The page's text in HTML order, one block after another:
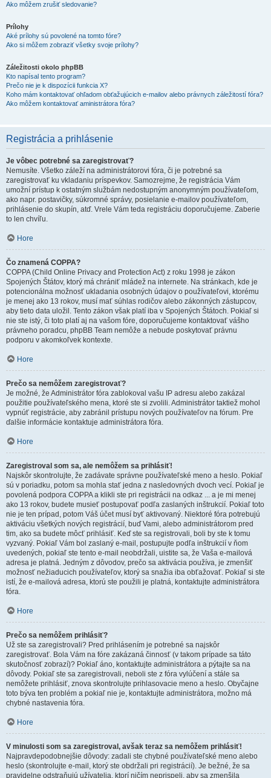
Ako môžem zrušiť sledovanie?
Prílohy
Aké prílohy sú povolené na tomto fóre?
Ako si môžem zobraziť všetky svoje prílohy?
Záležitosti okolo phpBB
Kto napísal tento program?
Prečo nie je k dispozícii funkcia X?
Koho mám kontaktovať ohľadom obťažujúcich e-mailov alebo právnych záležitostí fóra?
Ako môžem kontaktovať aministrátora fóra?
Registrácia a prihlásenie
Je vôbec potrebné sa zaregistrovať?
Nemusíte. Všetko záleží na administrátorovi fóra, či je potrebné sa
zaregistrovať ku vkladaniu príspevkov. Samozrejme, že registrácia Vám
umožní prístup k ostatným službám nedostupným anonymným používateľom,
ako napr. postavičky, súkromné správy, posielanie e-mailov používateľom,
prihlásenie do skupín, atď. Vrele Vám teda registráciu doporučujeme. Zaberie
to len chvíľu.
Hore
Čo znamená COPPA?
COPPA (Child Online Privacy and Protection Act) z roku 1998 je zákon
Spojených Štátov, ktorý má chrániť mládež na internete. Na stránkach, kde je
potencionálna možnosť ukladania osobných údajov o používateľovi, ktorému
je menej ako 13 rokov, musí mať súhlas rodičov alebo zákonných zástupcov,
aby tieto data uložil. Tento zákon však platí iba v Spojených Štátoch. Pokiaľ si
nie ste istý, či toto platí aj na vašom fóre, doporučujeme kontaktovať vášho
právneho poradcu, phpBB Team nemôže a nebude poskytovať právnu
podporu v akomkoľvek kontexte.
Hore
Prečo sa nemôžem zaregistrovať?
Je možné, že Administrátor fóra zablokoval vašu IP adresu alebo zakázal
použitie používateľského mena, ktoré ste si zvolili. Administrátor taktiež mohol
vypnúť registrácie, aby zabránil prístupu nových používateľov na fórum. Pre
ďalšie informácie kontaktuje administrátora fóra.
Hore
Zaregistroval som sa, ale nemôžem sa prihlásiť!
Najskôr skontrolujte, že zadávate správne používateľské meno a heslo. Pokiaľ
sú v poriadku, potom sa mohla stať jedna z nasledovných dvoch vecí. Pokiaľ je
povolená podpora COPPA a klikli ste pri registrácii na odkaz ... a je mi menej
ako 13 rokov, budete musieť postupovať podľa zaslaných inštrukcií. Pokiaľ toto
nie je ten prípad, potom Váš účet musí byť aktivovaný. Niektoré fóra potrebujú
aktiváciu všetkých nových registrácií, buď Vami, alebo administrátorom pred
tim, ako sa budete môcť prihlásiť. Keď ste sa registrovali, boli by ste k tomu
vyzvaný. Pokiaľ Vám bol zaslaný e-mail, postupujte podľa inštrukcií v ňom
uvedených, pokiaľ ste tento e-mail neobdržali, uistite sa, že Vaša e-mailová
adresa je platná. Jedným z dôvodov, prečo sa aktivácia používa, je zmenšiť
možnosť nežiaducich používateľov, ktorý sa snažia iba obťažovať. Pokiaľ si ste
istí, že e-mailová adresa, ktorú ste použili je platná, kontaktujte administrátora
fóra.
Hore
Prečo sa nemôžem prihlásiť?
Už ste sa zaregistrovali? Pred prihlásením je potrebné sa najskôr
zaregistrovať. Bola Vám na fóre zakázaná činnosť (v takom prípade sa táto
skutočnosť zobrazí)? Pokiaľ áno, kontaktujte administrátora a pýtajte sa na
dôvody. Pokiaľ ste sa zaregistrovali, neboli ste z fóra vylúčení a stále sa
nemôžete prihlásiť, znova skontrolujte prihlasovacie meno a heslo. Obyčajne
toto býva ten problém a pokiaľ nie je, kontaktujte administrátora, možno má
chybné nastavenia fóra.
Hore
V minulosti som sa zaregistroval, avšak teraz sa nemôžem prihlásiť!
Najpravdepodobnejšie dôvody: zadali ste chybné používateľské meno alebo
heslo (skontrolujte e-mail, ktorý ste obdržali pri registrácií). Je bežné, že sa
pravidelne odstraňujú užívatelia, ktorí ničím neprispeli, aby sa zmenšila